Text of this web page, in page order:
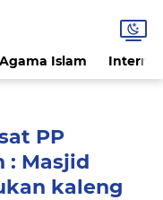
Agama Islam
PP
: Masjid
kaleng